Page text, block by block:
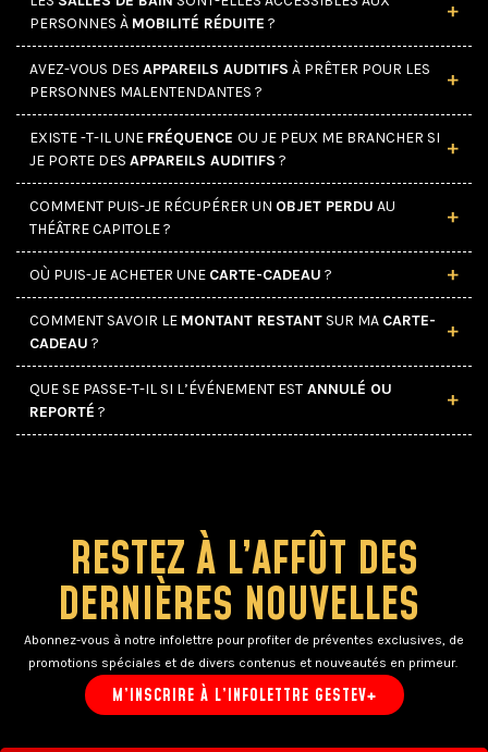
centre d’aide
PERSONNES À MOBILITÉ RÉDUITE ?
AVEZ-VOUS DES APPAREILS AUDITIFS À PRÊTER POUR LES
PERSONNES MALENTENDANTES ?
EXISTE -T-IL UNE FRÉQUENCE OU JE PEUX ME BRANCHER SI
JE PORTE DES APPAREILS AUDITIFS ?
COMMENT PUIS-JE RÉCUPÉRER UN OBJET PERDU AU
THÉÂTRE CAPITOLE ?
OÙ PUIS-JE ACHETER UNE CARTE-CADEAU ?
COMMENT SAVOIR LE MONTANT RESTANT SUR MA CARTE-
CADEAU ?
QUE SE PASSE-T-IL SI L’ÉVÉNEMENT EST ANNULÉ OU
REPORTÉ ?
RESTEZ À L’AFFÛT DES
DERNIÈRES NOUVELLES
Abonnez-vous à notre infolettre pour profiter de préventes exclusives, de
promotions spéciales et de divers contenus et nouveautés en primeur.
M’INSCRIRE À L’INFOLETTRE GESTEV+